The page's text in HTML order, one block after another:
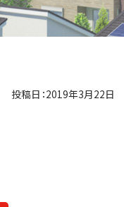
投稿日：2019年3月22日